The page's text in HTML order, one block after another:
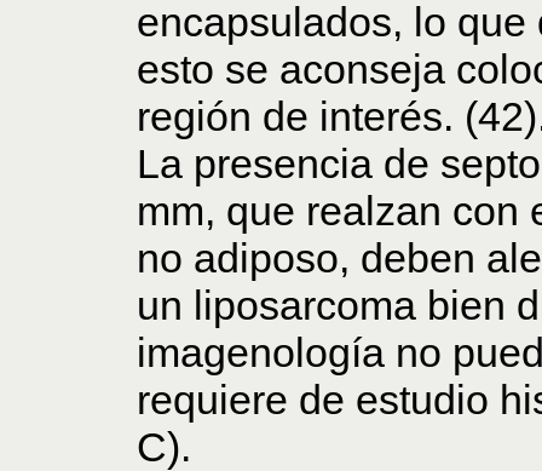
encapsulados, lo
esto se aconseja
región de interés.
La presencia de
mm, que realzan con
no adiposo, deben
un liposarcoma bien
imagenología no
requiere de estudio
C).